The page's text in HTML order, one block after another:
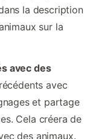
la description
sur la
avec des
avec
et partage
Cela créera de
des animaux.